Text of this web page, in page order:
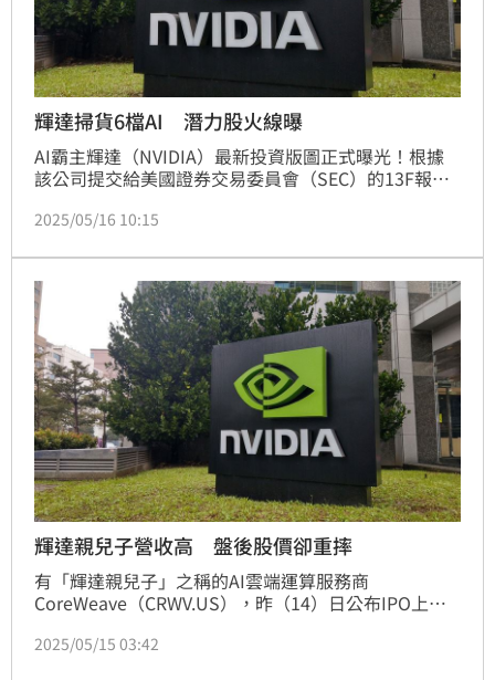
輝達掃貨6檔AI 潛力股火線曝
AI霸主輝達（NVIDIA）最新投資版圖正式曝光！根據
該公司提交給美國證券交易委員會（SEC）的13F報告
念公司，涵蓋算力租賃、AI藥物研發、自動駕駛、半導
成長，成爲AI產業鏈核心潛力股。
2025/05/16 10:15
輝達親兒子營收高 盤後股價卻重摔
有「輝達親兒子」之稱的AI雲端運算服務商
CoreWeave（CRWV.US），昨（14）日公布IPO上市
因大舉擴張、資本支出爆量，導致市場擔憂獲利壓力，
2025/05/15 03:42